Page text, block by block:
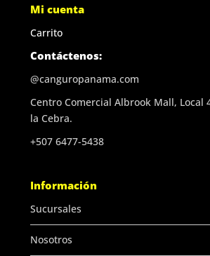
Mi cuenta
Carrito
Contáctenos:
@canguropanama.com
Centro Comercial Albrook Mall, Local
la Cebra.
+507 6477-5438
Información
Sucursales
Nosotros